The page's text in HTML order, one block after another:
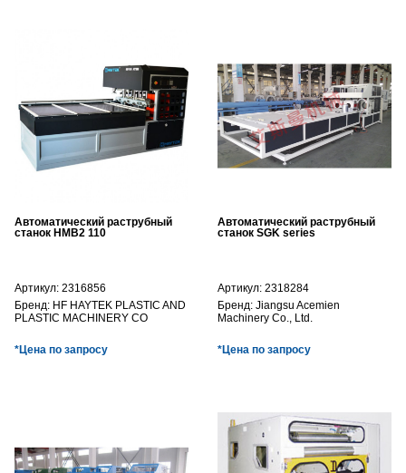
Автоматический раструбный
станок HMB2 110
Артикул: 2316856
Бренд: HF HAYTEK PLASTIC AND
PLASTIC MACHINERY CO
*Цена по запросу
Автоматический раструбный
станок SGK series
Артикул: 2318284
Бренд: Jiangsu Acemien
Machinery Co., Ltd.
*Цена по запросу